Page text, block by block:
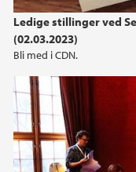
Ledige stillinger ved
(02.03.2023)
Bli med i CDN.